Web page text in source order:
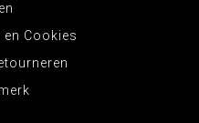
Cookies